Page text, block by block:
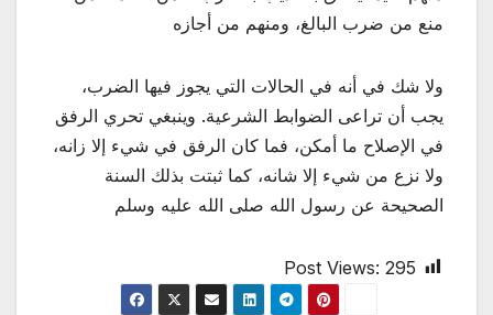
منع من ضرب البالغ، ومنهم من أجازه
ولا شك في أنه في الحالات التي يجوز فيها الضرب،
يجب أن تراعى الضوابط الشرعية. وينبغي تحري الرفق
في الإصلاح ما أمكن، فما كان الرفق في شيء إلا زانه،
ولا نزع من شيء إلا شانه، كما ثبتت بذلك السنة
الصحيحة عن رسول الله صلى الله عليه وسلم
Post Views: 295